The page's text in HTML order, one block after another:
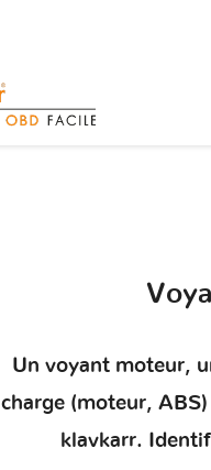
Un voyant moteur,
charge (moteur,
klavkarr.